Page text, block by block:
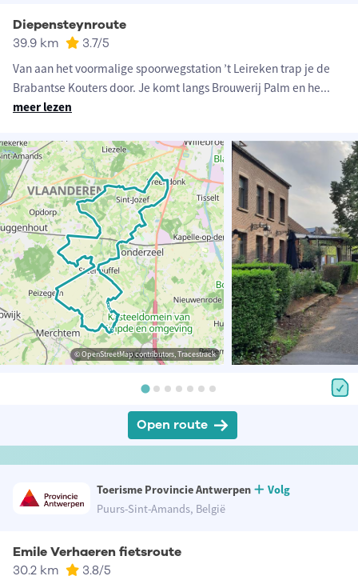
Diepensteynroute
39.9 km 3.7/5
Van aan het voormalige spoorwegstation ’t Leireken trap je de
Brabantse Kouters door. Je komt langs Brouwerij Palm en he...
meer lezen
© OpenStreetMap contributors, Tracestrack
Open route
Toerisme Provincie Antwerpen
Volg
Puurs-Sint-Amands, België
Emile Verhaeren fietsroute
30.2 km 3.8/5